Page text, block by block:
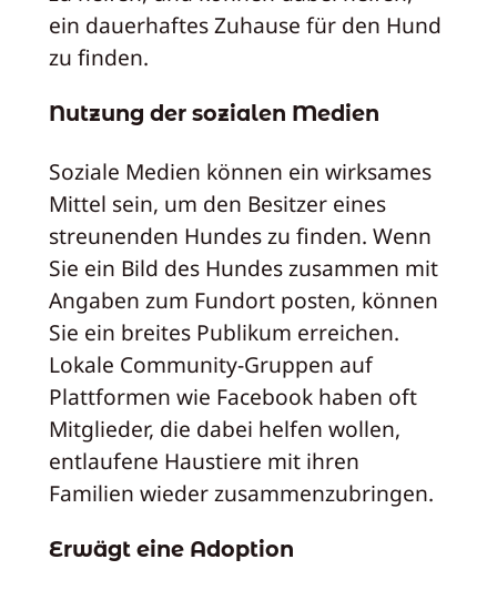
ein dauerhaftes Zuhause für den Hund
zu finden.
Nutzung der sozialen Medien
Soziale Medien können ein wirksames
Mittel sein, um den Besitzer eines
streunenden Hundes zu finden. Wenn
Sie ein Bild des Hundes zusammen mit
Angaben zum Fundort posten, können
Sie ein breites Publikum erreichen.
Lokale Community-Gruppen auf
Plattformen wie Facebook haben oft
Mitglieder, die dabei helfen wollen,
entlaufene Haustiere mit ihren
Familien wieder zusammenzubringen.
Erwägt eine Adoption